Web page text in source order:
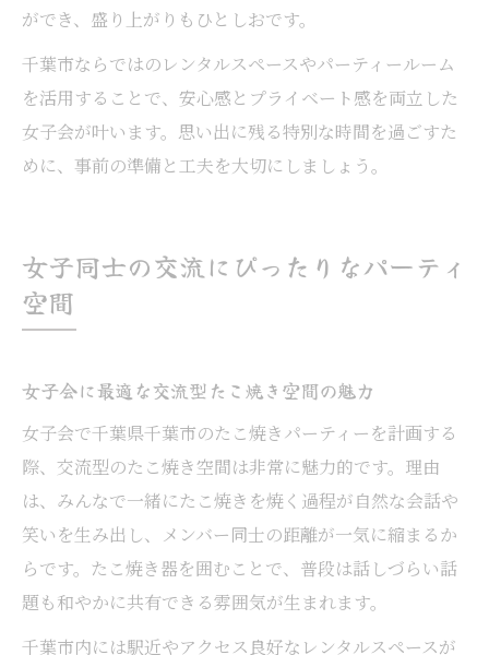
ができ、盛り上がりもひとしおです。
千葉市ならではのレンタルスペースやパーティールーム
を活用することで、安心感とプライベート感を両立した
女子会が叶います。思い出に残る特別な時間を過ごすた
めに、事前の準備と工夫を大切にしましょう。
女子同士の交流にぴったりなパーティ
空間
女子会に最適な交流型たこ焼き空間の魅力
女子会で千葉県千葉市のたこ焼きパーティーを計画する
際、交流型のたこ焼き空間は非常に魅力的です。理由
は、みんなで一緒にたこ焼きを焼く過程が自然な会話や
笑いを生み出し、メンバー同士の距離が一気に縮まるか
らです。たこ焼き器を囲むことで、普段は話しづらい話
題も和やかに共有できる雰囲気が生まれます。
千葉市内には駅近やアクセス良好なレンタルスペースが